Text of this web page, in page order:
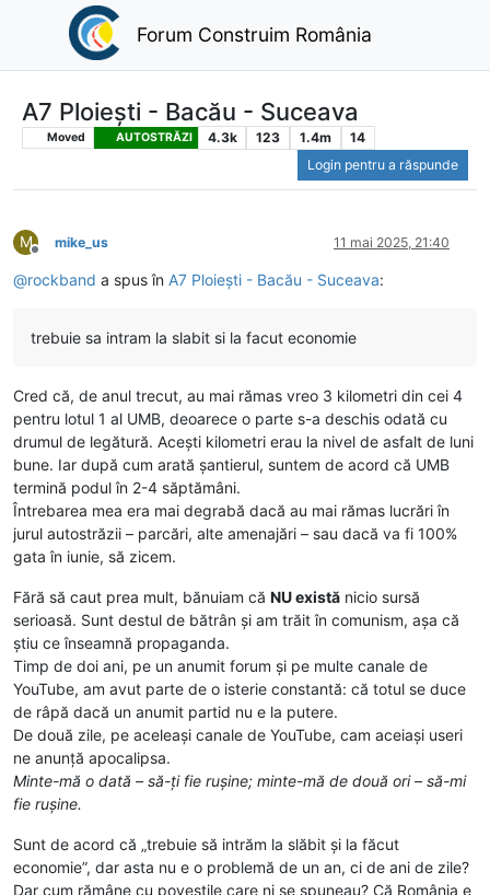
Forum Construim România
A7 Ploiești - Bacău - Suceava
Moved AUTOSTRĂZI 4.3k 123 1.4m
14
Login pentru a răspunde
M
Deconectat
mike_us 11 mai 2025, 21:40
@rockband a spus în A7 Ploiești - Bacău - Suceava:
trebuie sa intram la slabit si la facut economie
Cred că, de anul trecut, au mai rămas vreo 3 kilometri din cei 4
pentru lotul 1 al UMB, deoarece o parte s-a deschis odată cu
drumul de legătură. Acești kilometri erau la nivel de asfalt de luni
bune. Iar după cum arată șantierul, suntem de acord că UMB
termină podul în 2-4 săptămâni.
Întrebarea mea era mai degrabă dacă au mai rămas lucrări în
jurul autostrăzii – parcări, alte amenajări – sau dacă va fi 100%
gata în iunie, să zicem.
Fără să caut prea mult, bănuiam că NU există nicio sursă
serioasă. Sunt destul de bătrân și am trăit în comunism, așa că
știu ce înseamnă propaganda.
Timp de doi ani, pe un anumit forum și pe multe canale de
YouTube, am avut parte de o isterie constantă: că totul se duce
de râpă dacă un anumit partid nu e la putere.
De două zile, pe aceleași canale de YouTube, cam aceiași useri
ne anunță apocalipsa.
Minte-mă o dată – să-ți fie rușine; minte-mă de două ori – să-mi
fie rușine.
Sunt de acord că „trebuie să intrăm la slăbit și la făcut
economie”, dar asta nu e o problemă de un an, ci de ani de zile?
Dar cum rămâne cu poveștile care ni se spuneau? Că România e